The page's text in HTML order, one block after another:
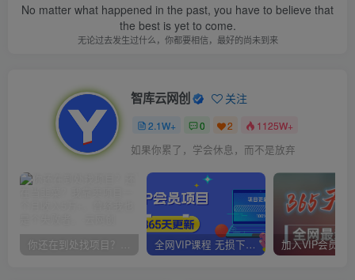
No matter what happened in the past, you have to believe that
the best is yet to come.
无论过去发生过什么，你都要相信，最好的尚未到来
智库云网创 关注
2.1W+ 0 2 1125W+
如果你累了，学会休息，而不是放弃
你还在到处找项目？还在当韭菜？我靠卖项目一个月收入5万+，曾经我也是个失败者。 全网VIP课程 无损下载~